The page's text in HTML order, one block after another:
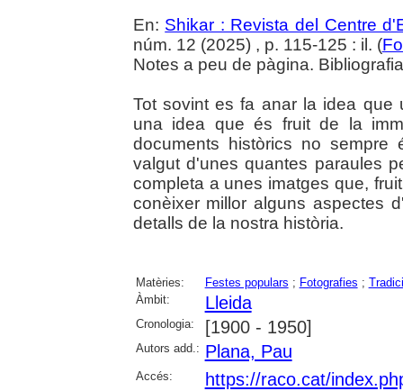
En: Shikar : Revista del Centre
núm. 12 (2025) , p. 115-125 : il. (
Notes a peu de pàgina.
Tot sovint es fa anar la idea que
una idea que és fruit de la
documents històrics no
valgut d'unes quantes paraules
completa a unes imatges que,
conèixer millor alguns aspectes
detalls de la nostra història.
Matèries: Festes populars ; Fotografies ;
Àmbit:
Lleida
Cronologia: [1900 - 1950]
Autors add.: Plana, Pau
Accés: https://raco.cat/